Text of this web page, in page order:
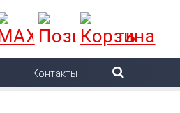
Контакты